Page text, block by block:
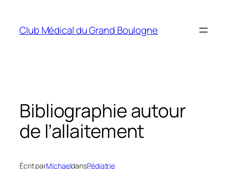
contenu
Club Médical du Grand Boulogne
Bibliographie autour
de l’allaitement
Écrit parMichaeldansPédiatrie